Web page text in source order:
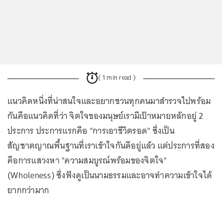
( 1 min read )
แนวคิดหนึ่งที่น่าสนใจและอยากชวนทุกคนมาสำรวจไปพร้อม
กันคือแนวคิดที่ว่า จิตใจของมนุษย์เรามีเป้าหมายหลักอยู่ 2
ประการ ประการแรกคือ "การเอาชีวิตรอด" ซึ่งเป็น
สัญชาตญาณพื้นฐานที่เราเข้าใจกันดีอยู่แล้ว แต่ประการที่สอง
คือการแสวงหา "ความสมบูรณ์พร้อมของจิตใจ"
(Wholeness) ซึ่งฟังดูเป็นนามธรรมและอาจทำความเข้าใจได้
ยากกว่ามาก